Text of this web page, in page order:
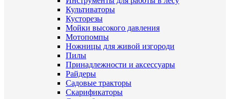
Культиваторы
Кусторезы
Мойки высокого давления
Мотопомпы
Ножницы для живой изгороди
Пилы
Принадлежности и аксессуары
Райдеры
Садовые тракторы
Скарификаторы